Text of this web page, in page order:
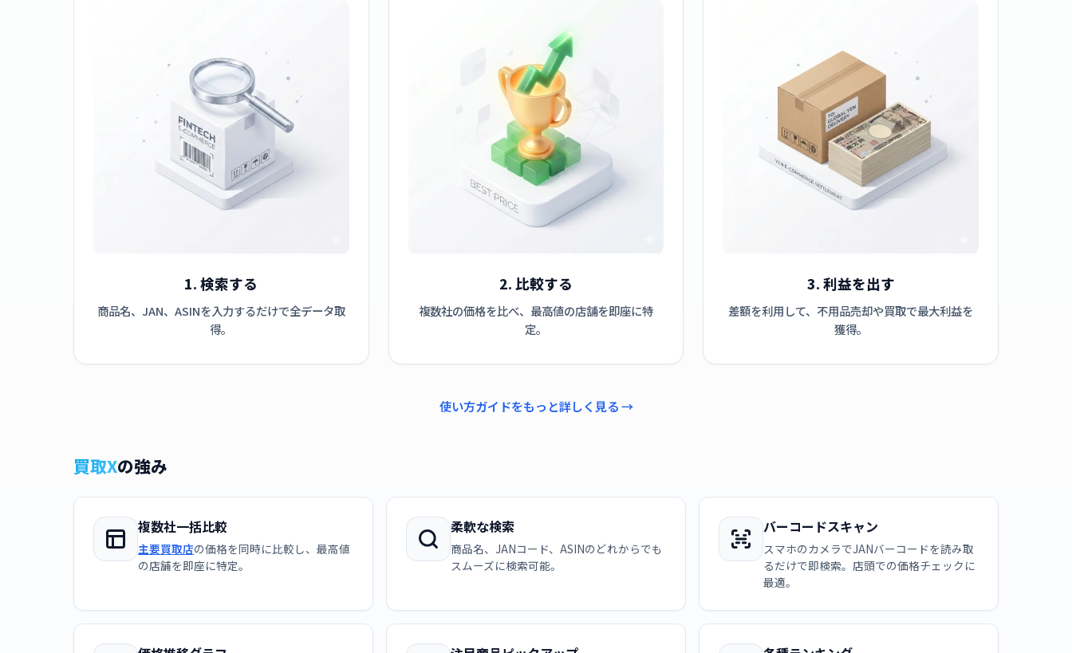
1. 検索する
商品名、JAN、ASINを入力するだけで全データ取
得。
2. 比較する
複数社の価格を比べ、最高値の店舗を即座に特
定。
3. 利益を出す
差額を利用して、不用品売却や買取で最大利益を
獲得。
使い方ガイドをもっと詳しく見る →
買取Xの強み
複数社一括比較
主要買取店の価格を同時に比較し、最高値
の店舗を即座に特定。
柔軟な検索
商品名、JANコード、ASINのどれからでも
スムーズに検索可能。
バーコードスキャン
スマホのカメラでJANバーコードを読み取
るだけで即検索。店頭での価格チェックに
最適。